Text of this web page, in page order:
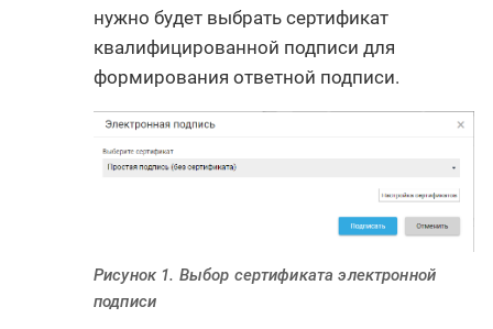
нужно будет выбрать сертификат
квалифицированной подписи для
формирования ответной подписи.
Рисунок 1. Выбор сертификата электронной
подписи